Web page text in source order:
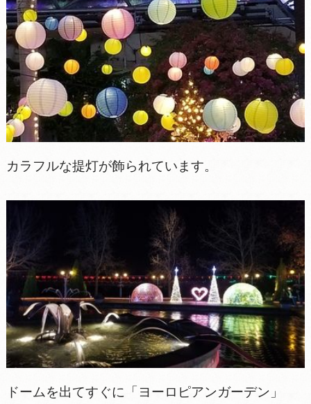
カラフルな提灯が飾られています。
ドームを出てすぐに「ヨーロピアンガーデン」